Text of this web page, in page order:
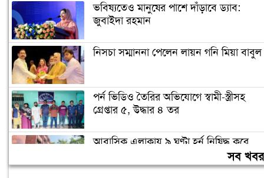
ভবিষ্যতেও মানুষের পাশে দাঁড়াবে ড্যাব:
জুবাইদা রহমান
নিসচা সম্মাননা পেলেন লায়ন গনি মিয়া বাবুল
পর্ন ভিডিও তৈরির অভিযোগে স্বামী-স্ত্রীসহ
গ্রেপ্তার ৫, উদ্ধার ৪ তর
আবাসিক এলাকায় ৯ ঘণ্টা হর্ন নিষিদ্ধ করে
সব